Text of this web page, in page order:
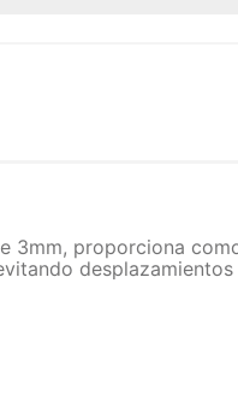
3mm, proporciona